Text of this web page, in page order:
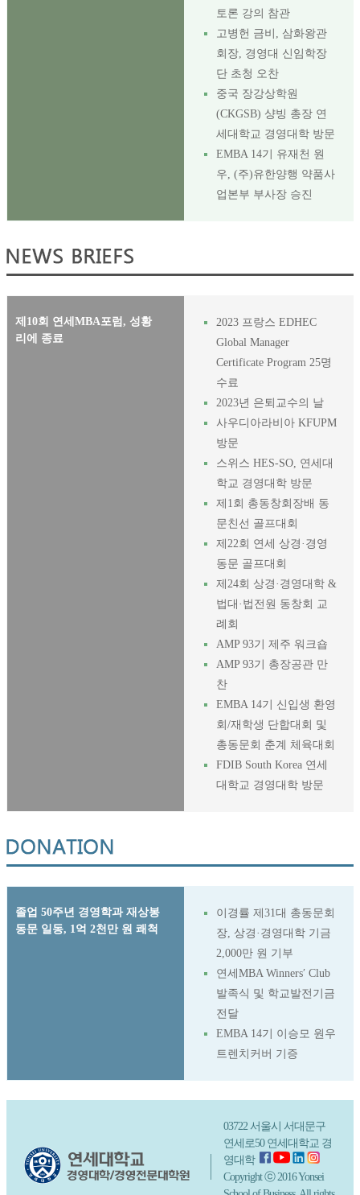
토론 강의 참관
고병헌 금비, 삼화왕관
회장, 경영대 신임학장
단 초청 오찬
중국 장강상학원
(CKGSB) 샹빙 총장 연
세대학교 경영대학 방문
EMBA 14기 유재천 원
우, (주)유한양행 약품사
업본부 부사장 승진
제10회 연세MBA포럼, 성황
리에 종료
2023 프랑스 EDHEC
Global Manager
Certificate Program 25명
수료
2023년 은퇴교수의 날
사우디아라비아 KFUPM
방문
스위스 HES-SO, 연세대
학교 경영대학 방문
제1회 총동창회장배 동
문친선 골프대회
제22회 연세 상경·경영
동문 골프대회
제24회 상경·경영대학 &
법대·법전원 동창회 교
례회
AMP 93기 제주 워크숍
AMP 93기 총장공관 만
찬
EMBA 14기 신입생 환영
회/재학생 단합대회 및
총동문회 춘계 체육대회
FDIB South Korea 연세
대학교 경영대학 방문
졸업 50주년 경영학과 재상봉
동문 일동, 1억 2천만 원 쾌척
이경률 제31대 총동문회
장, 상경·경영대학 기금
2,000만 원 기부
연세MBA Winners′ Club
발족식 및 학교발전기금
전달
EMBA 14기 이승모 원우
트렌치커버 기증
03722 서울시 서대문구
연세로50 연세대학교 경
영대학
Copyright ⓒ 2016 Yonsei